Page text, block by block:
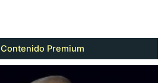
Contenido Premium